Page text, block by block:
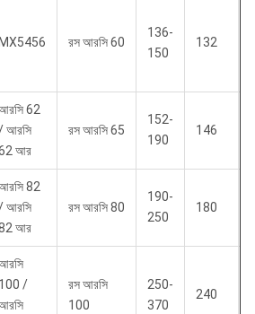
MX5456 রস আরসি 60
136-
150
132
62
আরসি
আর
রস আরসি 65
152-
190
146
82
আরসি
আর
রস আরসি 80
190-
250
180
100 /
রস আরসি
100
250-
370
240